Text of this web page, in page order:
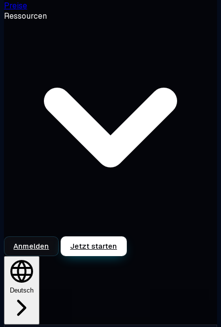
Preise
Ressourcen
Anmelden Jetzt starten
Deutsch